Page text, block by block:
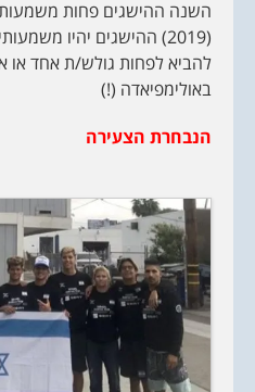
השנה ההישגים פחות
(2019) ההישגים יהיו
להביא לפחות גולש/ת אחד או
באולימפיאדה (!)
הנבחרת הצעירה